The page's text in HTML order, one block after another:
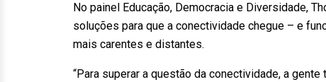
No painel Educação, Democracia e Diversidade,
soluções para que a conectividade chegue – e
mais carentes e distantes.
“Para superar a questão da conectividade, a